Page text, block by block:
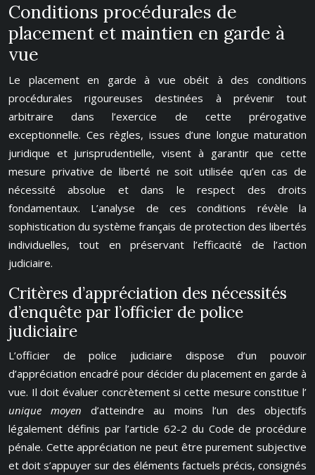
Conditions procédurales de
placement et maintien en garde à
vue
Le placement en garde à vue obéit à des conditions
procédurales rigoureuses destinées à prévenir tout
arbitraire dans l’exercice de cette prérogative
exceptionnelle. Ces règles, issues d’une longue maturation
juridique et jurisprudentielle, visent à garantir que cette
mesure privative de liberté ne soit utilisée qu’en cas de
nécessité absolue et dans le respect des droits
fondamentaux. L’analyse de ces conditions révèle la
sophistication du système français de protection des libertés
individuelles, tout en préservant l’efficacité de l’action
judiciaire.
Critères d’appréciation des nécessités
d’enquête par l’officier de police
judiciaire
L’officier de police judiciaire dispose d’un pouvoir
d’appréciation encadré pour décider du placement en garde à
vue. Il doit évaluer concrètement si cette mesure constitue l’
unique moyend’atteindre au moins l’un des objectifs
légalement définis par l’article 62-2 du Code de procédure
pénale. Cette appréciation ne peut être purement subjective
et doit s’appuyer sur des éléments factuels précis, consignés